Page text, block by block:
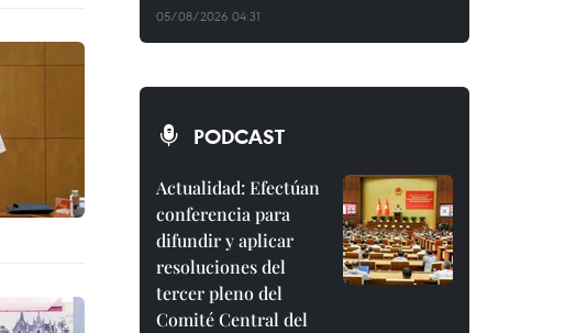
05/08/2026 04:31
PODCAST
Actualidad: Efectúan
conferencia para
difundir y aplicar
resoluciones del
tercer pleno del
Comité Central del